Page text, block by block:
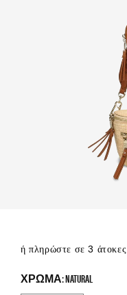
ή πληρώστε σε 3
ΧΡΏΜΑ: NATURAL